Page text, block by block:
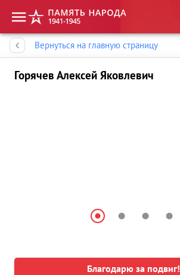
Вернуться на главную страницу
Горячев Алексей Яковлевич
Благодарю за подвиг!
Память народа